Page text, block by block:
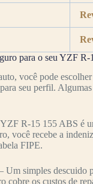
para o seu YZF
você pode
seu perfil.
R-15 155 ABS é
você recebe a
FIPE.
Um simples descuido
cobre os custos de